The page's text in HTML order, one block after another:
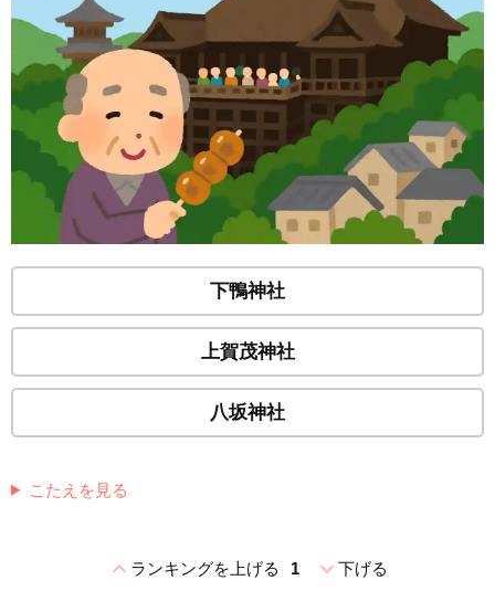
下鴨神社
上賀茂神社
八坂神社
こたえを見る
expand_lessランキングを上げる 1 expand_more下げる